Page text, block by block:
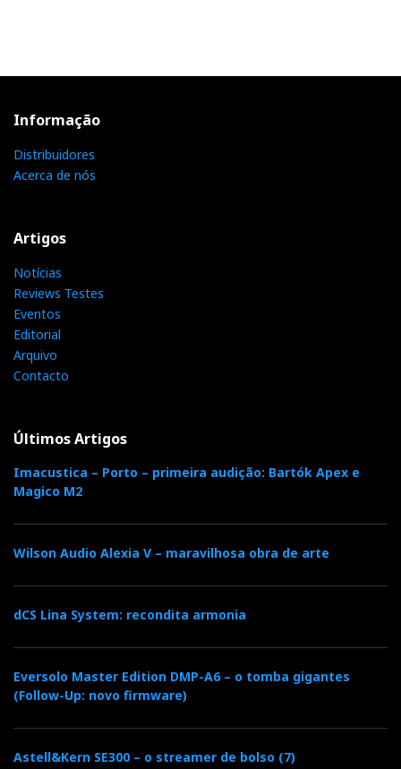
Informação
Distribuidores
Acerca de nós
Artigos
Notícias
Reviews Testes
Eventos
Editorial
Arquivo
Contacto
Últimos Artigos
Imacustica – Porto – primeira audição: Bartók Apex e
Magico M2
Wilson Audio Alexia V – maravilhosa obra de arte
dCS Lina System: recondita armonia
Eversolo Master Edition DMP-A6 – o tomba gigantes
(Follow-Up: novo firmware)
Astell&Kern SE300 – o streamer de bolso (7)